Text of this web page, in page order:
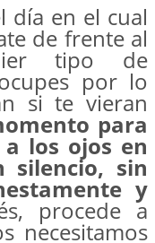
día en el cual
de frente al
tipo de
por lo
si te vieran
para
los ojos en
silencio, sin
y
procede a
necesitamos